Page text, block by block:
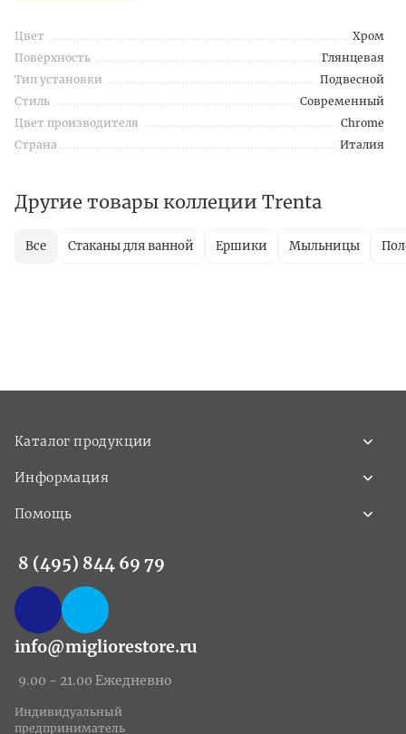
Цвет
Хром
Поверхность
Глянцевая
Тип установки
Подвесной
Стиль
Современный
Цвет производителя
Chrome
Страна
Италия
Другие товары коллеции Trenta
Все Стаканы для ванной Ершики Мыльницы
Каталог продукции
Информация
Помощь
8 (495) 844 69 79
info@migliorestore.ru
9.00 - 21.00 Ежедневно
Индивидуальный
предприниматель